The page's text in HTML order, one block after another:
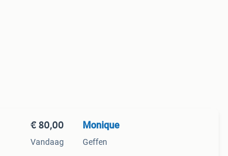
€ 80,00
Vandaag
Monique
Geffen